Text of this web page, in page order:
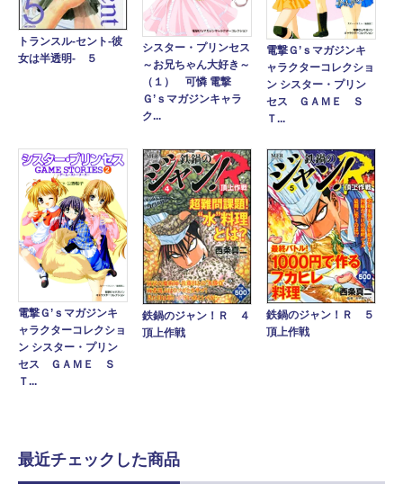
トランスル‐セント‐彼
女は半透明‐ ５
シスター・プリンセス
～お兄ちゃん大好き～
（１） 可憐 電撃
Ｇ’ｓマガジンキャラ
ク...
電撃Ｇ’ｓマガジンキ
ャラクターコレクショ
ン シスター・プリン
セス ＧＡＭＥ Ｓ
Ｔ...
電撃Ｇ’ｓマガジンキ
ャラクターコレクショ
ン シスター・プリン
セス ＧＡＭＥ Ｓ
Ｔ...
鉄鍋のジャン！Ｒ ４
頂上作戦
鉄鍋のジャン！Ｒ ５
頂上作戦
最近チェックした商品